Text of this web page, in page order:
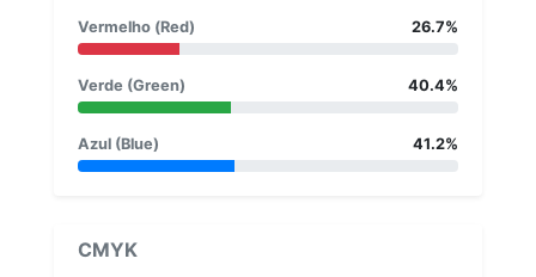
Vermelho (Red) 26.7%
Verde (Green) 40.4%
Azul (Blue) 41.2%
CMYK